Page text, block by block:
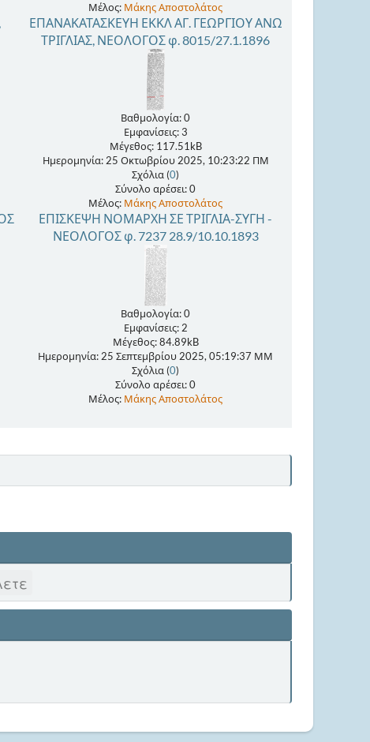
Μέλος: Μάκης Αποστολάτος
ΕΠΑΝΑΚΑΤΑΣΚΕΥΗ ΕΚΚΛ ΑΓ. ΓΕΩΡΓΙΟΥ ΑΝΩ
ΤΡΙΓΛΙΑΣ, ΝΕΟΛΟΓΟΣ φ. 8015/27.1.1896
Βαθμολογία: 0
Εμφανίσεις: 3
Μέγεθος: 117.51kB
Ημερομηνία: 25 Οκτωβρίου 2025, 10:23:22 ΠΜ
Σχόλια (0)
Σύνολο αρέσει: 0
Μέλος: Μάκης Αποστολάτος
ΕΠΙΣΚΕΨΗ ΝΟΜΑΡΧΗ ΣΕ ΤΡΙΓΛΙΑ-ΣΥΓΗ -
ΝΕΟΛΟΓΟΣ φ. 7237 28.9/10.10.1893
Βαθμολογία: 0
Εμφανίσεις: 2
Μέγεθος: 84.89kB
Ημερομηνία: 25 Σεπτεμβρίου 2025, 05:19:37 ΜΜ
Σχόλια (0)
Σύνολο αρέσει: 0
Μέλος: Μάκης Αποστολάτος